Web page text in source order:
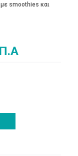
smoothies και